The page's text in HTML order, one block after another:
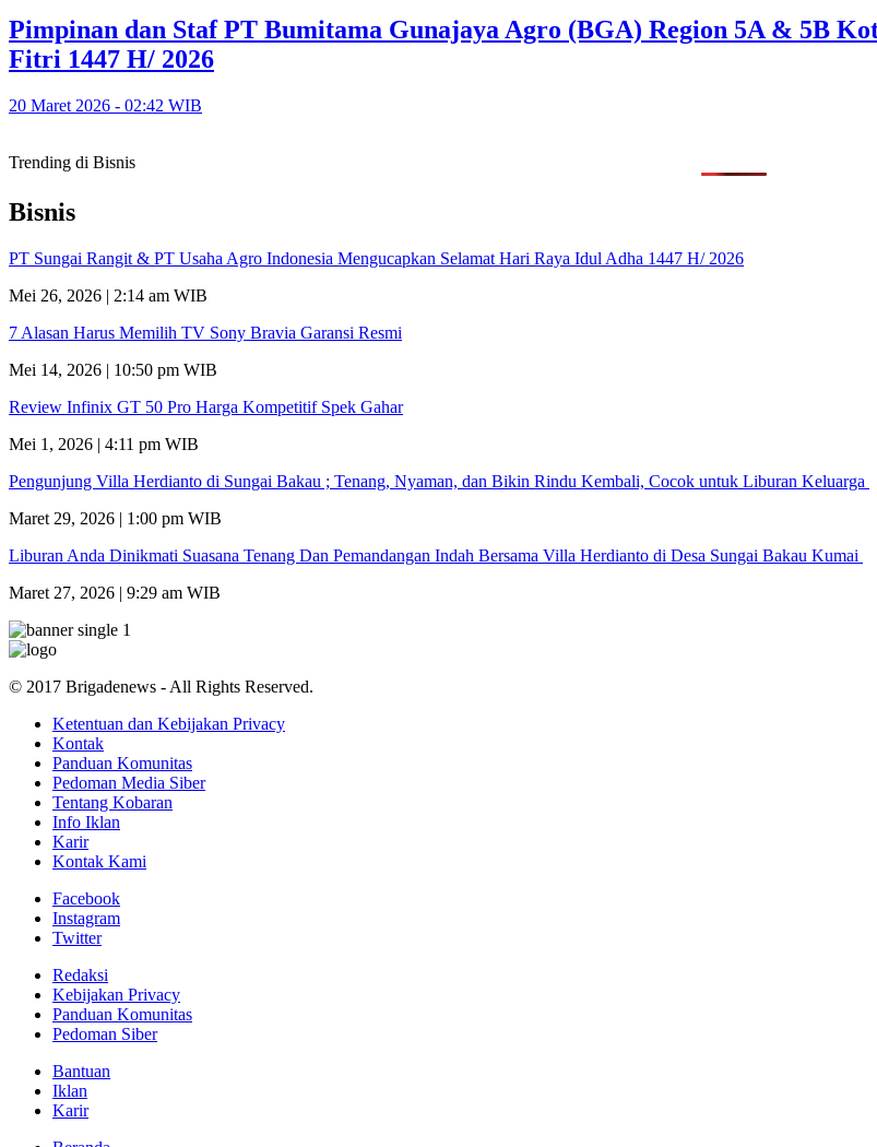
Pimpinan dan Staf PT Bumitama Gunajaya Agro (BGA) Region 5A & 5B
Fitri 1447 H/ 2026
20 Maret 2026 - 02:42 WIB
Trending di Bisnis
Bisnis
PT Sungai Rangit & PT Usaha Agro Indonesia Mengucapkan Selamat Hari Raya Idul Adha 1447 H/ 2026
Mei 26, 2026 | 2:14 am WIB
7 Alasan Harus Memilih TV Sony Bravia Garansi Resmi
Mei 14, 2026 | 10:50 pm WIB
Review Infinix GT 50 Pro Harga Kompetitif Spek Gahar
Mei 1, 2026 | 4:11 pm WIB
Pengunjung Villa Herdianto di Sungai Bakau ; Tenang, Nyaman, dan Bikin Rindu Kembali, Cocok untuk Liburan Keluarga
Maret 29, 2026 | 1:00 pm WIB
Liburan Anda Dinikmati Suasana Tenang Dan Pemandangan Indah Bersama Villa Herdianto di Desa Sungai Bakau Kumai
Maret 27, 2026 | 9:29 am WIB
© 2017 Brigadenews - All Rights Reserved.
Ketentuan dan Kebijakan Privacy
Kontak
Panduan Komunitas
Pedoman Media Siber
Tentang Kobaran
Info Iklan
Karir
Kontak Kami
Facebook
Instagram
Twitter
Redaksi
Kebijakan Privacy
Panduan Komunitas
Pedoman Siber
Bantuan
Iklan
Karir